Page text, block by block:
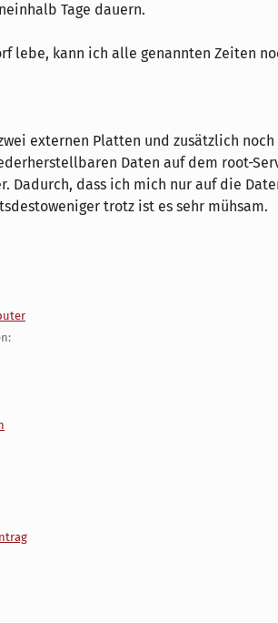
Tage dauern.
lebe, kann ich alle genannten Zeiten
externen Platten und zusätzlich
Daten auf dem root-
Dadurch, dass ich mich nur auf die
trotz ist es sehr mühsam.